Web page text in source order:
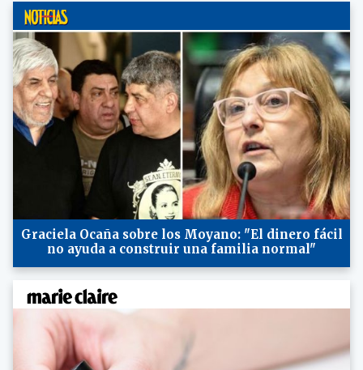
Graciela Ocaña sobre los Moyano: "El dinero fácil
no ayuda a construir una familia normal"